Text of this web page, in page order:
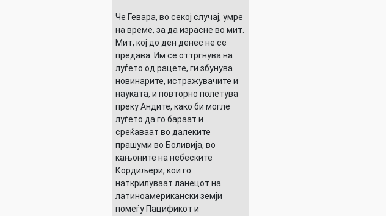
Че Гевара, во секој случај, умре
на време, за да израсне во мит.
Мит, кој до ден денес не се
предава. Им се оттргнува на
луѓето од рацете, ги збунува
новинарите, истражувачите и
науката, и повторно полетува
преку Андите, како би могле
луѓето да го бараат и
среќаваат во далеките
прашуми во Боливија, во
кањоните на небеските
Кордиљери, кои го
наткрилуваат ланецот на
латиноамерикански земји
помеѓу Пацификот и